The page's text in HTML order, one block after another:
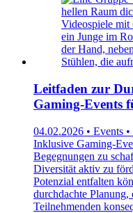
Leitfaden zur
Gaming-Events
04.02.2026 • Events
Inklusive Gaming-
Begegnungen zu
Diversität aktiv zu
Potenzial entfalten
durchdachte
Teilnehmenden